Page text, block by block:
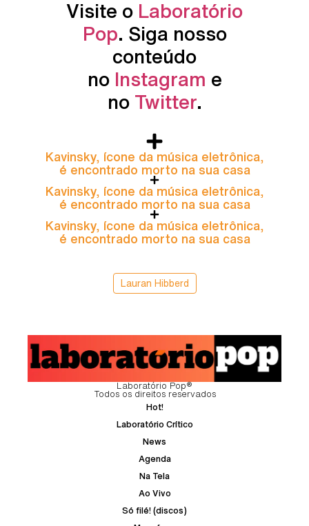
Visite o Laboratório
Pop. Siga nosso
conteúdo
no Instagram e
no Twitter.
Kavinsky, ícone da música eletrônica,
é encontrado morto na sua casa
Kavinsky, ícone da música eletrônica,
é encontrado morto na sua casa
Kavinsky, ícone da música eletrônica,
é encontrado morto na sua casa
Lauran Hibberd
Laboratório Pop®
Todos os direitos reservados
Hot!
Laboratório Crítico
News
Agenda
Na Tela
Ao Vivo
Só filé! (discos)